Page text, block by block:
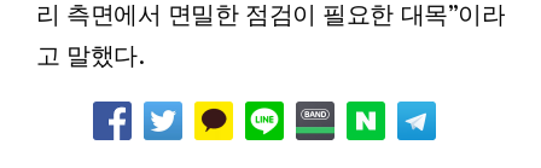
리 측면에서 면밀한 점검이 필요한 대목”이라
고 말했다.